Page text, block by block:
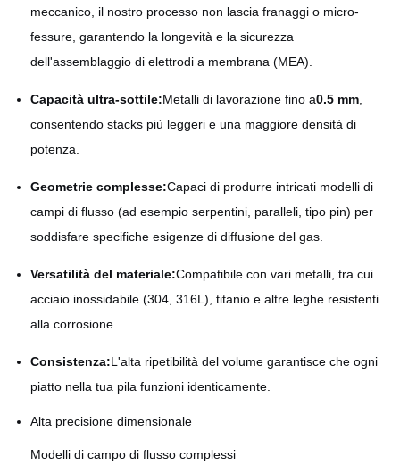
meccanico, il nostro processo non lascia franaggi o micro-
fessure, garantendo la longevità e la sicurezza
dell'assemblaggio di elettrodi a membrana (MEA).
Capacità ultra-sottile:Metalli di lavorazione fino a0.5 mm
consentendo stacks più leggeri e una maggiore densità di
potenza.
Geometrie complesse:Capaci di produrre intricati modelli di
campi di flusso (ad esempio serpentini, paralleli, tipo pin) per
soddisfare specifiche esigenze di diffusione del gas.
Versatilità del materiale:Compatibile con vari metalli, tra cui
acciaio inossidabile (304, 316L), titanio e altre leghe resistenti
alla corrosione.
Consistenza:L'alta ripetibilità del volume garantisce che ogni
piatto nella tua pila funzioni identicamente.
Alta precisione dimensionale
Modelli di campo di flusso complessi